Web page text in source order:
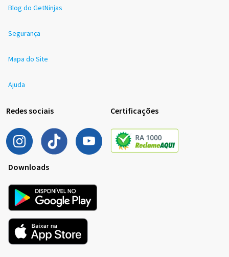
Blog do GetNinjas
Segurança
Mapa do Site
Ajuda
Redes sociais Certificações
Downloads